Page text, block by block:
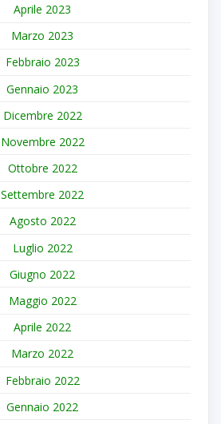
Aprile 2023
Marzo 2023
Febbraio 2023
Gennaio 2023
Dicembre 2022
Novembre 2022
Ottobre 2022
Settembre 2022
Agosto 2022
Luglio 2022
Giugno 2022
Maggio 2022
Aprile 2022
Marzo 2022
Febbraio 2022
Gennaio 2022